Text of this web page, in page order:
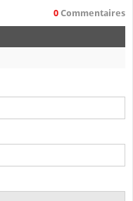
0 Commentaires